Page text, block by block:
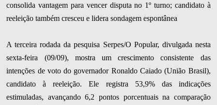
consolida vantagem para vencer disputa no 1º turno; candidato à
reeleição também cresceu e lidera sondagem espontânea
A terceira rodada da pesquisa Serpes/O Popular, divulgada nesta
sexta-feira (09/09), mostra um crescimento consistente das
intenções de voto do governador Ronaldo Caiado (União Brasil),
candidato à reeleição. Ele registra 53,9% das indicações
estimuladas, avançando 6,2 pontos porcentuais na comparação